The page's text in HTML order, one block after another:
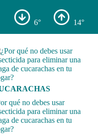
6° 14°
qué no debes usar
para eliminar una
de cucarachas en tu